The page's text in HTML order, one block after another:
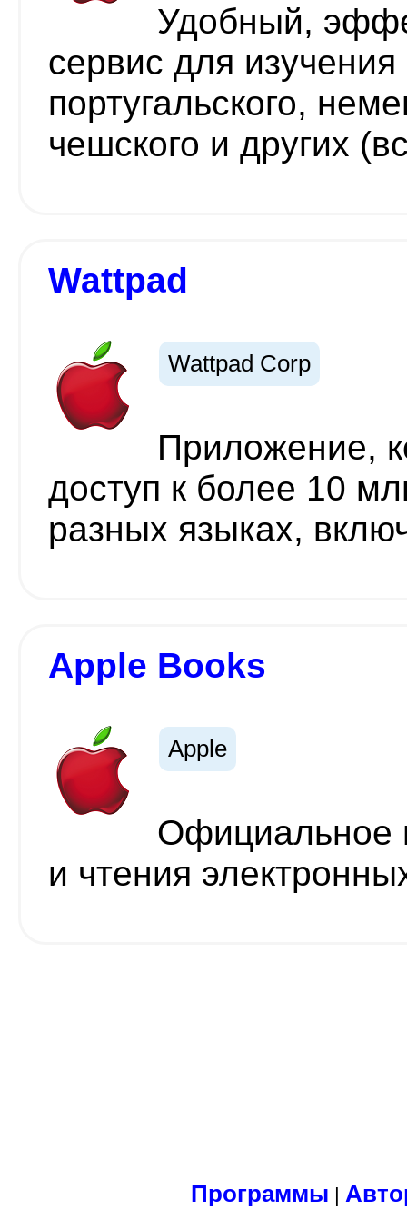
Удобный,
сервис для изучения
португальского,
чешского и других
Wattpad
Wattpad Corp
Приложение,
доступ к более 10
разных языках,
Apple Books
Apple
Официальное
и чтения
Программы |